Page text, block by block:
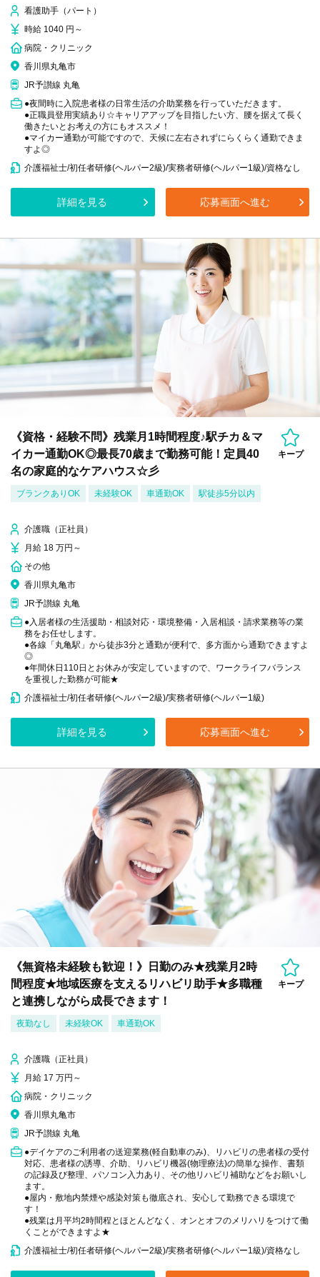
看護助手（パート）
時給 1040 円～
病院・クリニック
香川県丸亀市
JR予讃線 丸亀
●夜間時に入院患者様の日常生活の介助業務を行っていただきます。
●正職員登用実績あり☆キャリアアップを目指したい方、腰を据えて長く
働きたいとお考えの方にもオススメ！
●マイカー通勤が可能ですので、天候に左右されずにらくらく通勤できま
すよ◎
介護福祉士/初任者研修(ヘルパー2級)/実務者研修(ヘルパー1級)/資格なし
詳細を見る 応募画面へ進む
《資格・経験不問》残業月1時間程度♪駅チカ＆マ
イカー通勤OK◎最長70歳まで勤務可能！定員40
名の家庭的なケアハウス☆彡
キープ
ブランクありOK 未経験OK 車通勤OK 駅徒歩5分以内
介護職（正社員）
月給 18 万円～
その他
香川県丸亀市
JR予讃線 丸亀
●入居者様の生活援助・相談対応・環境整備・入居相談・請求業務等の業
務をお任せします。
●各線「丸亀駅」から徒歩3分と通勤が便利で、多方面から通勤できますよ
◎
●年間休日110日とお休みが安定していますので、ワークライフバランス
を重視した勤務が可能★
介護福祉士/初任者研修(ヘルパー2級)/実務者研修(ヘルパー1級)
詳細を見る 応募画面へ進む
《無資格未経験も歓迎！》日勤のみ★残業月2時
間程度★地域医療を支えるリハビリ助手★多職種
と連携しながら成長できます！
キープ
夜勤なし 未経験OK 車通勤OK
介護職（正社員）
月給 17 万円～
病院・クリニック
香川県丸亀市
JR予讃線 丸亀
●デイケアのご利用者の送迎業務(軽自動車のみ)、リハビリの患者様の受付
対応、患者様の誘導、介助、リハビリ機器(物理療法)の簡単な操作、書類
の記録及び整理、パソコン入力あり、その他リハビリ補助などをお願いし
ます。
●屋内・敷地内禁煙や感染対策も徹底され、安心して勤務できる環境で
す！
●残業は月平均2時間程とほとんどなく、オンとオフのメリハリをつけて働
くことができますよ★
介護福祉士/初任者研修(ヘルパー2級)/実務者研修(ヘルパー1級)/資格なし